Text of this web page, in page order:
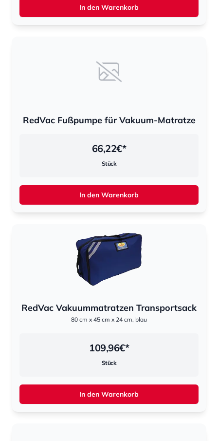
In den Warenkorb
RedVac Fußpumpe für Vakuum-Matratze
66,22€*
Stück
In den Warenkorb
RedVac Vakuummatratzen Transportsack
80 cm x 45 cm x 24 cm, blau
109,96€*
Stück
In den Warenkorb